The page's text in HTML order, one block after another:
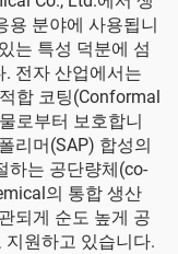
용 분야에 사용됩니
는 특성 덕분에 섬
전자 산업에서는
합 코팅(Conformal
로부터 보호합니
리머(SAP) 합성의
하는 공단량체(co-
의 통합 생산
되게 순도 높게 공
원하고 있습니다.